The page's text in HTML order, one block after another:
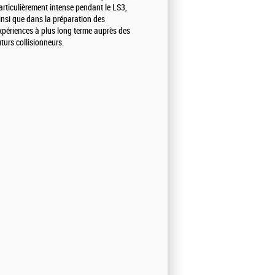
intense pendant le LS3,
que dans la préparation des
à plus long terme auprès des
collisionneurs.